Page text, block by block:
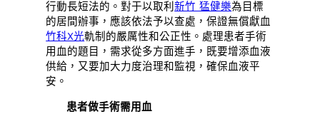
行動長短法的。對于以取利新竹 猛健樂為目標
的居間辦事，應該依法予以查處，保證無償獻血
竹科X光軌制的嚴厲性和公正性。處理患者手術
用血的題目，需求從多方面進手，既要增添血液
供給，又要加大力度治理和監視，確保血液平
安。
患者做手術需用血